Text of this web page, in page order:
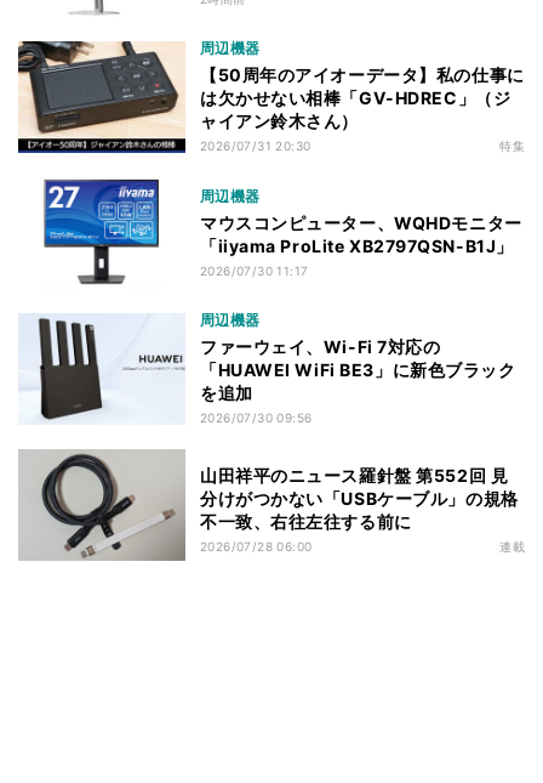
周辺機器
【50周年のアイオーデータ】私の仕事に
は欠かせない相棒「GV-HDREC」（ジ
ャイアン鈴木さん）
2026/07/31 20:30 特集
周辺機器
マウスコンピューター、WQHDモニター
「iiyama ProLite XB2797QSN-B1J」
2026/07/30 11:17
周辺機器
ファーウェイ、Wi-Fi 7対応の
「HUAWEI WiFi BE3」に新色ブラック
を追加
2026/07/30 09:56
山田祥平のニュース羅針盤 第552回 見
分けがつかない「USBケーブル」の規格
不一致、右往左往する前に
2026/07/28 06:00 連載